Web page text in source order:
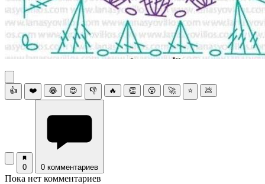
👍 ❤️ 😂 😍 👎 🔥 👏 😮 🚀 ⭐ 💩
0 0 комментариев
Пока нет комментариев